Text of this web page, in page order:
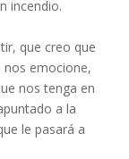
incendio.
que creo que
nos emocione,
nos tenga en
a la
le pasará a